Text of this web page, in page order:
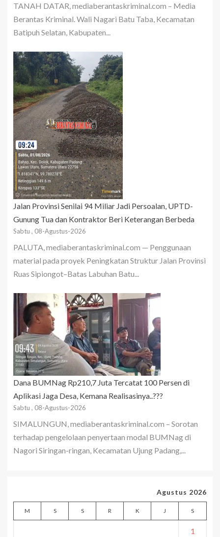
TANAH DATAR, mediaberantaskriminal.com – Media
Berantas Kriminal. Wali Nagari Batu Taba, Kecamatan
Batipuh Selatan, Kabupaten...
Jalan Provinsi Senilai 94 Miliar Jadi Persoalan, UPTD-
Gunung Tua dan Kontraktor Beri Keterangan Berbeda
Sabtu , 08-Agustus-2026
PALUTA, mediaberantaskriminal.com — Penggunaan
material pada proyek Peningkatan Struktur Jalan Provinsi
Ruas Sipiongot–Batas Labuhan Batu...
Dana BUMNag Rp210,7 Juta Tercatat 100 Persen di
Aplikasi Jaga Desa, Kemana Realisasinya..???
Sabtu , 08-Agustus-2026
SIMALUNGUN, mediaberantaskriminal.com – Sorotan
terhadap pengelolaan penyertaan modal BUMNag di
Nagori Siringan-ringan, Kecamatan Ujung Padang,...
Agustus 2026
M S S R K J S
1